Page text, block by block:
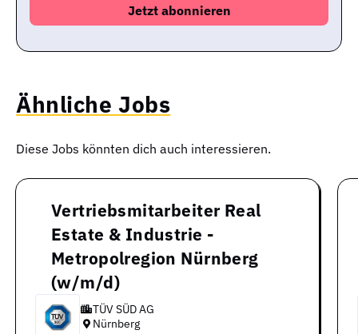
Ähnliche Jobs
Diese Jobs könnten dich auch interessieren.
Vertriebsmitarbeiter Real
Estate & Industrie -
Metropolregion Nürnberg
(w/m/d)
TÜV SÜD AG
Nürnberg